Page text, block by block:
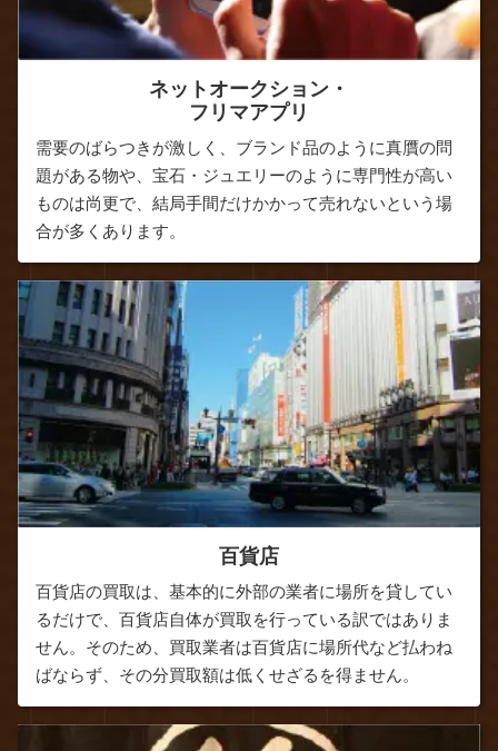
ネットオークション・
フリマアプリ
需要のばらつきが激しく、ブランド品のように真贋の問
題がある物や、宝石・ジュエリーのように専門性が高い
ものは尚更で、結局手間だけかかって売れないという場
合が多くあります。
百貨店
百貨店の買取は、基本的に外部の業者に場所を貸してい
るだけで、百貨店自体が買取を行っている訳ではありま
せん。そのため、買取業者は百貨店に場所代など払わね
ばならず、その分買取額は低くせざるを得ません。